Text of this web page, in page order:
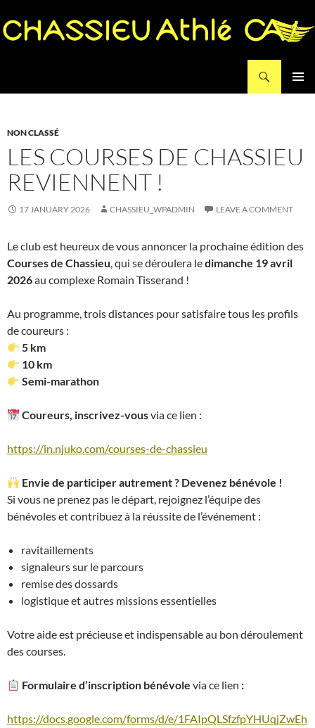
NON CLASSÉ
LES COURSES DE CHASSIEU
REVIENNENT !
17 JANUARY 2026 CHASSIEU_WPADMIN LEAVE A COMMENT
Le club est heureux de vous annoncer la prochaine édition des
Courses de Chassieu, qui se déroulera ledimanche 19 avril
2026au complexe Romain Tisserand !
Au programme, trois distances pour satisfaire tous les profils
de coureurs :
5 km
10 km
Semi-marathon
Coureurs, inscrivez-vousvia ce lien :
https://in.njuko.com/courses-de-chassieu
Envie de participer autrement ? Devenez bénévole !
Si vous ne prenez pas le départ, rejoignez l’équipe des
bénévoles et contribuez à la réussite de l’événement :
ravitaillements
signaleurs sur le parcours
remise des dossards
logistique et autres missions essentielles
Votre aide est précieuse et indispensable au bon déroulement
des courses.
Formulaire d’inscription bénévolevia ce lien :
https://docs.google.com/forms/d/e/1FAIpQLSfzfpYHUqjZwEh